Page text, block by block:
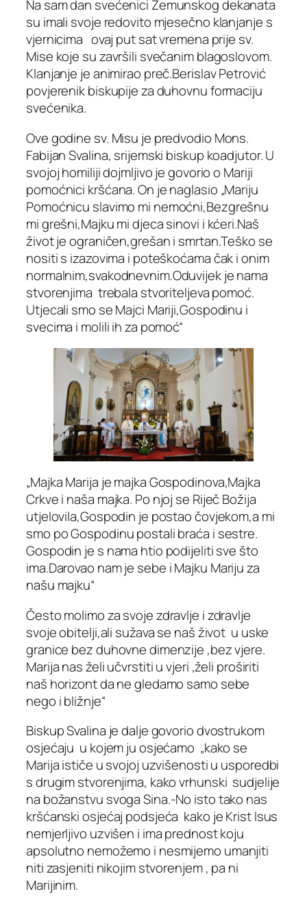
Na sam dan svećenici Zemunskog dekanata
su imali svoje redovito mjesečno klanjanje s
vjernicima ovaj put sat vremena prije sv.
Mise koje su završili svečanim blagoslovom.
Klanjanje je animirao preč.Berislav Petrović
povjerenik biskupije za duhovnu formaciju
svećenika.
Ove godine sv. Misu je predvodio Mons.
Fabijan Svalina, srijemski biskup koadjutor. U
svojoj homiliji dojmljivo je govorio o Mariji
pomoćnici kršćana. On je naglasio „Mariju
Pomoćnicu slavimo mi nemoćni,Bezgrešnu
mi grešni,Majku mi djeca sinovi i kćeri.Naš
život je ograničen,grešan i smrtan.Teško se
nositi s izazovima i poteškoćama čak i onim
normalnim,svakodnevnim.Oduvijek je nama
stvorenjima trebala stvoriteljeva pomoć.
Utjecali smo se Majci Mariji,Gospodinu i
svecima i molili ih za pomoć“
„Majka Marija je majka Gospodinova,Majka
Crkve i naša majka. Po njoj se Riječ Božija
utjelovila,Gospodin je postao čovjekom,a mi
smo po Gospodinu postali braća i sestre.
Gospodin je s nama htio podijeliti sve što
ima.Darovao nam je sebe i Majku Mariju za
našu majku“
Često molimo za svoje zdravlje i zdravlje
svoje obitelji,ali sužava se naš život u uske
granice bez duhovne dimenzije ,bez vjere.
Marija nas želi učvrstiti u vjeri ,želi proširiti
naš horizont da ne gledamo samo sebe
nego i bližnje“
Biskup Svalina je dalje govorio dvostrukom
osjećaju u kojem ju osjećamo „kako se
Marija ističe u svojoj uzvišenosti u usporedbi
s drugim stvorenjima, kako vrhunski sudjelije
na božanstvu svoga Sina.-No isto tako nas
kršćanski osjećaj podsjeća kako je Krist Isus
nemjerljivo uzvišen i ima prednost koju
apsolutno nemožemo i nesmijemo umanjiti
niti zasjeniti nikojim stvorenjem , pa ni
Marijinim.